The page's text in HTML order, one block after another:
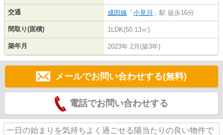
交通 成田線 「小見川 」駅 徒歩16分
間取り(面積) 1LDK(50.13㎡)
築年月 2023年 2月(築3年)
メールでお問い合わせする(無料)
電話でお問い合わせする
一日の始まりを気持ちよく過ごせる陽当たりの良い物件で